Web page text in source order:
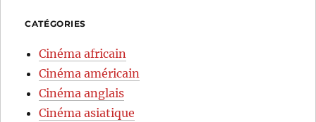
CATÉGORIES
Cinéma africain
Cinéma américain
Cinéma anglais
Cinéma asiatique